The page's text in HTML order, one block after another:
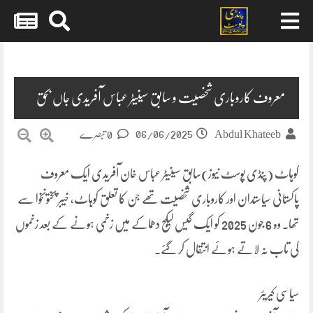
معروف کاروباری شخصیت و سابق سینیٹر عباس آفریدی جاں بحق
Abdul Khateeb
06/06/2025
کوہاٹ (پنڈی پوسٹ نیوز)سابق سینیٹر عباس خان آفریدی ایک معروف
پاکستانی سیاستدان اور کاروباری شخصیت تھے جن کا تعلق کوہاٹ، خیبر پختونخوا سے
تھا۔ وہ 6 جون 2025 کو ایک گیس لیکج دھماکے میں زخمی ہونے کے بعد زخموں
کی تاب نہ لاتے ہوئے انتقال کر گئے۔
سیاسی کیریئر